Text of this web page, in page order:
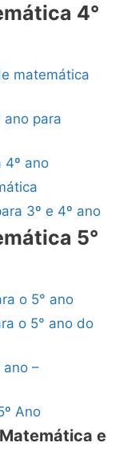
4°
matemática
para
4º ano
3º e 4º ano
5°
o 5° ano
o 5° ano do
–
Ano
e